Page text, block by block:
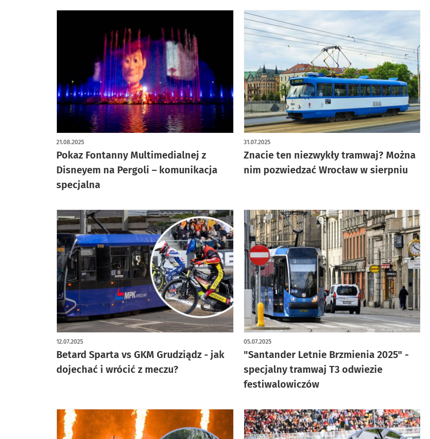
Pokaz Fontanny Multimedialnej z
Disneyem na Pergoli – komunikacja
specjalna
21.08.2025
Znacie ten niezwykły tramwaj? Można
nim pozwiedzać Wrocław w sierpniu
31.07.2025
Betard Sparta vs GKM Grudziądz - jak
dojechać i wrócić z meczu?
12.07.2025
"Santander Letnie Brzmienia 2025" -
specjalny tramwaj T3 odwiezie
festiwalowiczów
05.07.2025